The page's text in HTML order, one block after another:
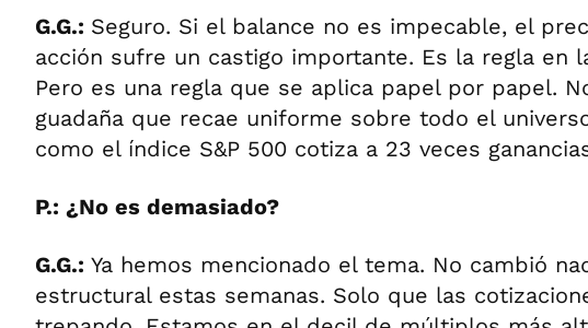
G.G.: Seguro. Si el balance no es impecable, el
acción sufre un castigo importante. Es la regla en
Pero es una regla que se aplica papel por papel.
guadaña que recae uniforme sobre todo el
como el índice S&P 500 cotiza a 23 veces
P.: ¿No es demasiado?
G.G.: Ya hemos mencionado el tema. No cambió
estructural estas semanas. Solo que las